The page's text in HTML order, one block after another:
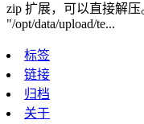
zip 扩展，可以直接解
"/opt/data/upload/te...
标签
链接
归档
关于